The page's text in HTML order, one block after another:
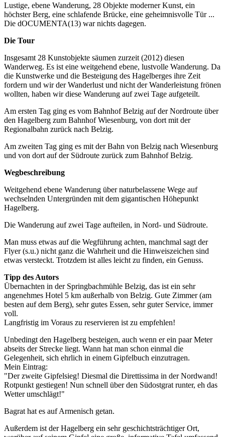
Lustige, ebene Wanderung, 28 Objekte moderner Kunst, ein
höchster Berg, eine schlafende Brücke, eine geheimnisvolle Tür ...
Die dOCUMENTA(13) war nichts dagegen.
Die Tour
Insgesamt 28 Kunstobjekte säumen zurzeit (2012) diesen
Wanderweg. Es ist eine weitgehend ebene, lustvolle Wanderung. Da
die Kunstwerke und die Besteigung des Hagelberges ihre Zeit
fordern und wir der Wanderlust und nicht der Wanderleistung frönen
wollten, haben wir diese Wanderung auf zwei Tage aufgeteilt.
Am ersten Tag ging es vom Bahnhof Belzig auf der Nordroute über
den Hagelberg zum Bahnhof Wiesenburg, von dort mit der
Regionalbahn zurück nach Belzig.
Am zweiten Tag ging es mit der Bahn von Belzig nach Wiesenburg
und von dort auf der Südroute zurück zum Bahnhof Belzig.
Wegbeschreibung
Weitgehend ebene Wanderung über naturbelassene Wege auf
wechselnden Untergründen mit dem gigantischen Höhepunkt
Hagelberg.
Die Wanderung auf zwei Tage aufteilen, in Nord- und Südroute.
Man muss etwas auf die Wegführung achten, manchmal sagt der
Flyer (s.u.) nicht ganz die Wahrheit und die Hinweiszeichen sind
etwas versteckt. Trotzdem ist alles leicht zu finden, ein Genuss.
Tipp des Autors
Übernachten in der Springbachmühle Belzig, das ist ein sehr
angenehmes Hotel 5 km außerhalb von Belzig. Gute Zimmer (am
besten auf dem Berg), sehr gutes Essen, sehr guter Service, immer
voll.
Langfristig im Voraus zu reservieren ist zu empfehlen!
Unbedingt den Hagelberg besteigen, auch wenn er ein paar Meter
abseits der Strecke liegt. Wann hat man schon einmal die
Gelegenheit, sich ehrlich in einem Gipfelbuch einzutragen.
Mein Eintrag:
"Der zweite Gipfelsieg! Diesmal die Direttissima in der Nordwand!
Rotpunkt gestiegen! Nun schnell über den Südostgrat runter, eh das
Wetter umschlägt!"
Bagrat hat es auf Armenisch getan.
Außerdem ist der Hagelberg ein sehr geschichtsträchtiger Ort,